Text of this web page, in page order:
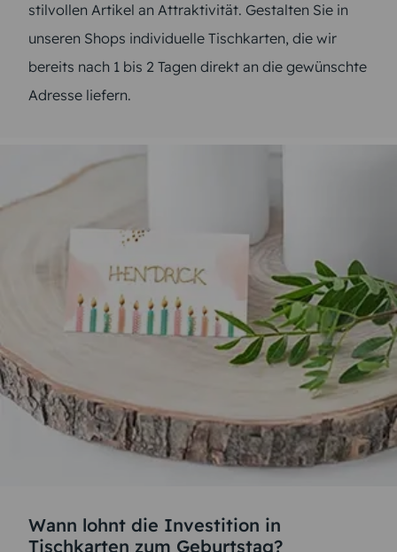
stilvollen Artikel an Attraktivität. Gestalten Sie in
unseren Shops individuelle Tischkarten, die wir
bereits nach 1 bis 2 Tagen direkt an die gewünschte
Adresse liefern.
Wann lohnt die Investition in
Tischkarten zum Geburtstag?